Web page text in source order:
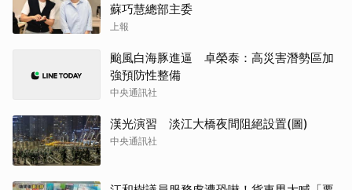
蘇巧慧總部主委
上報
颱風白海豚進逼 卓榮泰：高災害潛勢區加
強預防性整備
中央通訊社
漢光演習 淡江大橋夜間阻絕設置(圖)
中央通訊社